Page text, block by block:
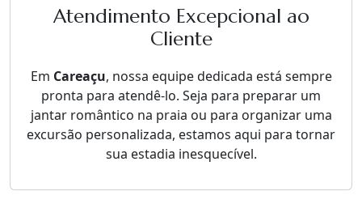
Atendimento Excepcional ao
Cliente
Em Careaçu, nossa equipe dedicada está sempre
pronta para atendê-lo. Seja para preparar um
jantar romântico na praia ou para organizar uma
excursão personalizada, estamos aqui para tornar
sua estadia inesquecível.